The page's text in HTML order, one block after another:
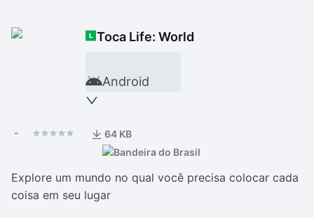
Toca Life: World
Android
- 64 KB
Explore um mundo no qual você precisa colocar cada
coisa em seu lugar